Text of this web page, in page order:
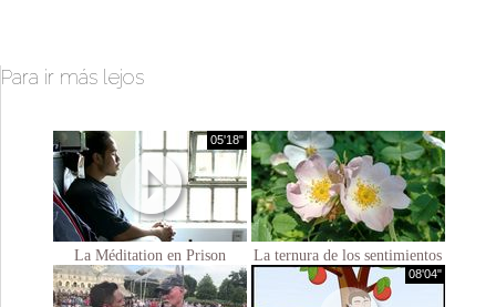
Para ir más lejos
La Méditation en Prison
05'18"
La ternura de los sentimientos
08'04"